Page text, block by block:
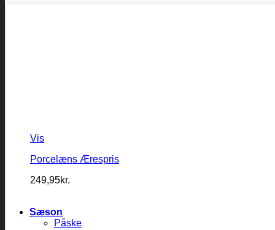
Vis
Porcelæns Ærespris
249,95kr.
Sæson
Påske